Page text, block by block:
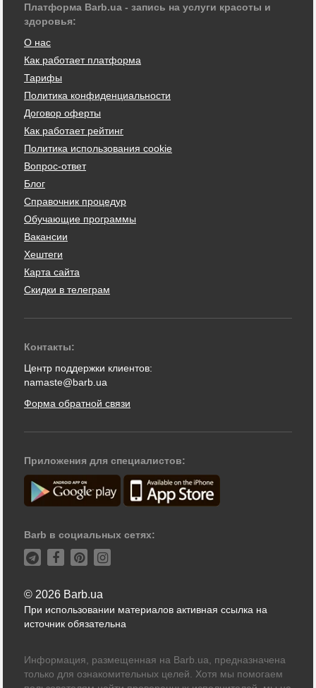
Платформа Barb.ua - запись на услуги красоты и
здоровья:
О нас
Как работает платформа
Тарифы
Политика конфиденциальности
Договор оферты
Как работает рейтинг
Политика использования cookie
Вопрос-ответ
Блог
Справочник процедур
Обучающие программы
Вакансии
Хештеги
Карта сайта
Скидки в телеграм
Контакты:
Центр поддержки клиентов:
namaste@barb.ua
Форма обратной связи
Приложения для специалистов:
Barb в социальных сетях:
© 2026 Barb.ua
При использовании материалов активная ссылка на
источник обязательна
Информация, размещенная на Barb.ua, предназначена
только для ознакомительных целей. Хотя мы помогаем